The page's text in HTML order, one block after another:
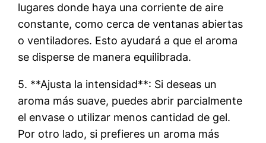
lugares donde haya una corriente de aire
constante, como cerca de ventanas abiertas
o ventiladores. Esto ayudará a que el aroma
se disperse de manera equilibrada.
5. **Ajusta la intensidad**: Si deseas un
aroma más suave, puedes abrir parcialmente
el envase o utilizar menos cantidad de gel.
Por otro lado, si prefieres un aroma más